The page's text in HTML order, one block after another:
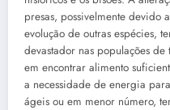
presas, possivelmente devido
evolução de outras espécies,
devastador nas populações
em encontrar alimento
a necessidade de energia
ágeis ou em menor número,